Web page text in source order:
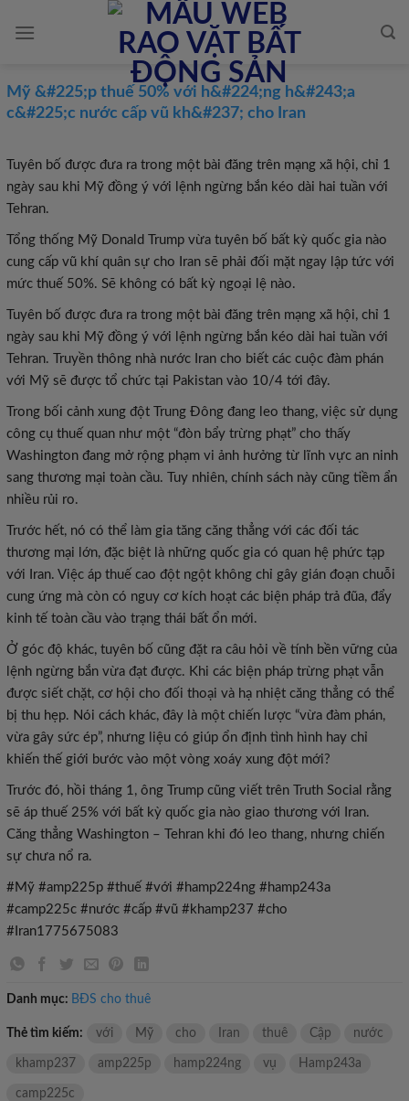
Mỹ &#225;p thuế 50% với h&#224;ng h&#243;a
c&#225;c nước cấp vũ kh&#237; cho Iran
Tuyên bố được đưa ra trong một bài đăng trên mạng xã hội, chỉ 1
ngày sau khi Mỹ đồng ý với lệnh ngừng bắn kéo dài hai tuần với
Tehran.
Tổng thống Mỹ Donald Trump vừa tuyên bố bất kỳ quốc gia nào
cung cấp vũ khí quân sự cho Iran sẽ phải đối mặt ngay lập tức với
mức thuế 50%. Sẽ không có bất kỳ ngoại lệ nào.
Tuyên bố được đưa ra trong một bài đăng trên mạng xã hội, chỉ 1
ngày sau khi Mỹ đồng ý với lệnh ngừng bắn kéo dài hai tuần với
Tehran. Truyền thông nhà nước Iran cho biết các cuộc đàm phán
với Mỹ sẽ được tổ chức tại Pakistan vào 10/4 tới đây.
Trong bối cảnh xung đột Trung Đông đang leo thang, việc sử dụng
công cụ thuế quan như một “đòn bẩy trừng phạt” cho thấy
Washington đang mở rộng phạm vi ảnh hưởng từ lĩnh vực an ninh
sang thương mại toàn cầu. Tuy nhiên, chính sách này cũng tiềm ẩn
nhiều rủi ro.
Trước hết, nó có thể làm gia tăng căng thẳng với các đối tác
thương mại lớn, đặc biệt là những quốc gia có quan hệ phức tạp
với Iran. Việc áp thuế cao đột ngột không chỉ gây gián đoạn chuỗi
cung ứng mà còn có nguy cơ kích hoạt các biện pháp trả đũa, đẩy
kinh tế toàn cầu vào trạng thái bất ổn mới.
Ở góc độ khác, tuyên bố cũng đặt ra câu hỏi về tính bền vững của
lệnh ngừng bắn vừa đạt được. Khi các biện pháp trừng phạt vẫn
được siết chặt, cơ hội cho đối thoại và hạ nhiệt căng thẳng có thể
bị thu hẹp. Nói cách khác, đây là một chiến lược “vừa đàm phán,
vừa gây sức ép”, nhưng liệu có giúp ổn định tình hình hay chỉ
khiến thế giới bước vào một vòng xoáy xung đột mới?
Trước đó, hồi tháng 1, ông Trump cũng viết trên Truth Social rằng
sẽ áp thuế 25% với bất kỳ quốc gia nào giao thương với Iran.
Căng thẳng Washington – Tehran khi đó leo thang, nhưng chiến
sự chưa nổ ra.
#Mỹ #amp225p #thuế #với #hamp224ng #hamp243a
#camp225c #nước #cấp #vũ #khamp237 #cho
#Iran1775675083
Danh mục: BĐS cho thuê
Thẻ tìm kiếm: với Mỹ cho Iran thuê Cập nước
khamp237 amp225p hamp224ng vụ Hamp243a
camp225c